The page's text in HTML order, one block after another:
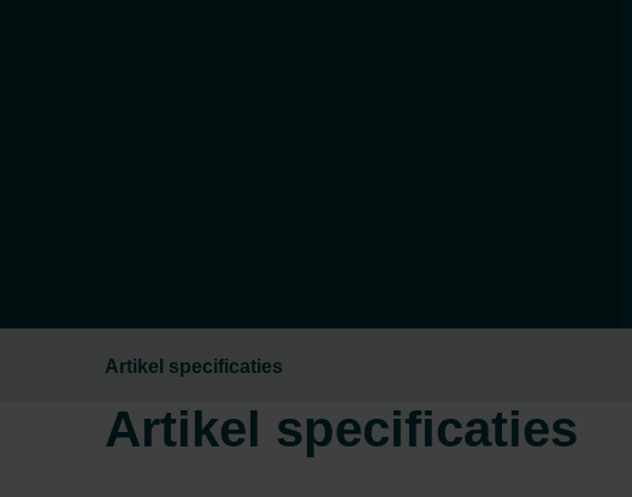
Artikel specificaties
Artikel specificaties